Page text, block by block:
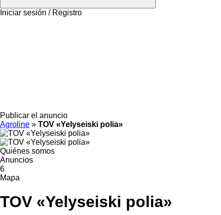
Iniciar sesión / Registro
Publicar el anuncio
Agroline » TOV «Yelyseiski polia»
Quiénes somos
Anuncios
6
Mapa
TOV «Yelyseiski polia»